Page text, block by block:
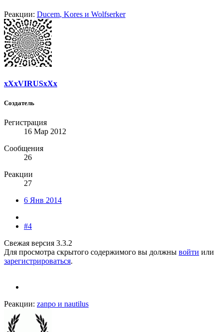
Реакции: Ducem, Kores и Wolfserker
xXxVIRUSxXx
Создатель
Регистрация
16 Мар 2012
Сообщения
26
Реакции
27
6 Янв 2014
#4
Свежая версия 3.3.2
Для просмотра скрытого содержимого вы должны войти или
зарегистрироваться.
Реакции: zanpo и nautilus